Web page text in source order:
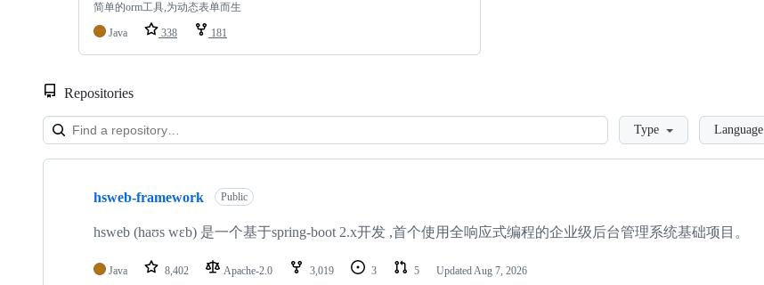
简单的orm工具,为动态表单而生
Java 338 181
Repositories
LoadingType Language
Showing
repositories
hsweb-framework Public
hsweb (haʊs wɛb) 是一个基于spring-boot 2.x开发 ,首个使用全响应式编程的企业级后台管理系统基础项目。
Java 8,402 Apache-2.0 3,019 3 5 UpdatedAug 7, 2026